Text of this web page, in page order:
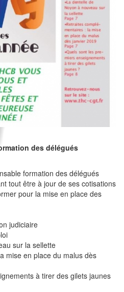
des délégués
formation des délégués
tout être à jour de ses cotisations
pour la mise en place des
judiciaire
sur la sellette
mise en place du malus dès
à tirer des gilets jaunes